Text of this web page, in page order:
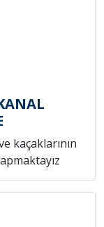
kaçaklarının